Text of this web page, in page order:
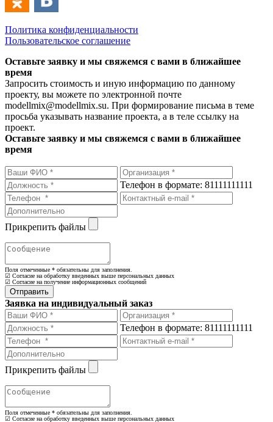
Политика конфиденциальности
Пользовательское соглашение
Оставьте заявку и мы свяжемся с вами в ближайшее
время
Запросить стоимость и иную информацию по данному
проекту, вы можете по электронной почте
modellmix@modellmix.su. При формирование письма в теме
просьба указывать название проекта, а в теле ссылку на
проект.
Оставьте заявку и мы свяжемся с вами в ближайшее
время
Телефон в формате: 81111111111
Прикрепить файлы
Поля отмеченные * обязательны для заполнения.
☑ Согласие на обработку введенных выше персональных данных
☑ Согласие на получение информационных сообщений
Заявка на индивидуальный заказ
Телефон в формате: 81111111111
Прикрепить файлы
Поля отмеченные * обязательны для заполнения.
☑ Согласие на обработку введенных выше персональных данных